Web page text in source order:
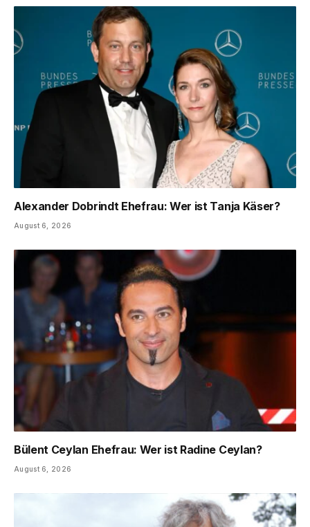
Alexander Dobrindt Ehefrau: Wer ist Tanja Käser?
August 6, 2026
Bülent Ceylan Ehefrau: Wer ist Radine Ceylan?
August 6, 2026